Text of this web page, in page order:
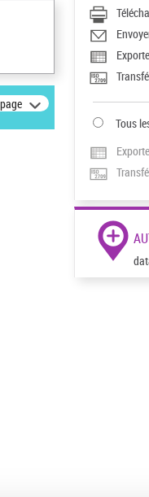
Tous